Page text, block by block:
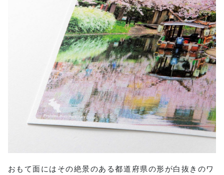
おもて面にはその絶景のある都道府県の形が白抜きのワ